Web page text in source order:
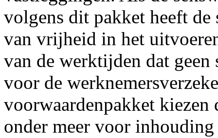
volgens dit pakket heeft de
van vrijheid in het
van de werktijden dat
voor de
voorwaardenpakket kiezen
onder meer voor